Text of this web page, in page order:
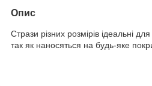
Опис
Стрази різних розмірів ідеальні
так як наносяться на будь-яке